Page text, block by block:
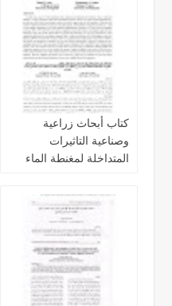
كتاب أبحاث زراعية
وصناعية التاثيرات
المتداخلة لمغنطة الماء
وكفاءة استخدام المياه